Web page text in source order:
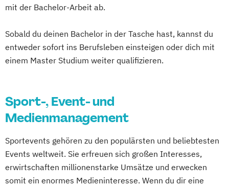
mit der Bachelor-Arbeit ab.
Sobald du deinen Bachelor in der Tasche hast, kannst du
entweder sofort ins Berufsleben einsteigen oder dich mit
einem Master Studium weiter qualifizieren.
Sport-, Event- und
Medienmanagement
Sportevents gehören zu den populärsten und beliebtesten
Events weltweit. Sie erfreuen sich großen Interesses,
erwirtschaften millionenstarke Umsätze und erwecken
somit ein enormes Medieninteresse. Wenn du dir eine